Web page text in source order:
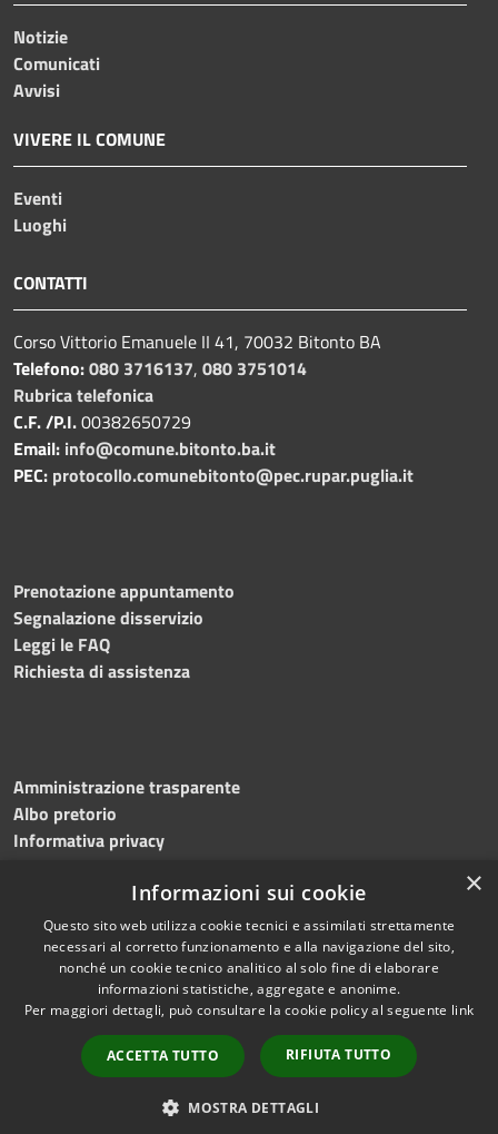
Notizie
Comunicati
Avvisi
VIVERE IL COMUNE
Eventi
Luoghi
CONTATTI
Corso Vittorio Emanuele II 41, 70032 Bitonto BA
Telefono:080 3716137, 080 3751014
Rubrica telefonica
C.F. /P.I.00382650729
Email: info@comune.bitonto.ba.it
PEC: protocollo.comunebitonto@pec.rupar.puglia.it
Prenotazione appuntamento
Segnalazione disservizio
Leggi le FAQ
Richiesta di assistenza
Amministrazione trasparente
Albo pretorio
Informativa privacy
Dichiarazione di accessibilità Meccanismo di feedback
RSS
Accessibilità
Copyright © 2026 • Comune di
Bitonto • Powered by
Municipium•
Accesso
redazione
×
Informazioni sui cookie
Questo sito web utilizza cookie tecnici e assimilati strettamente
necessari al corretto funzionamento e alla navigazione del sito,
nonché un cookie tecnico analitico al solo fine di elaborare
informazioni statistiche, aggregate e anonime.
Per maggiori dettagli, può consultare la cookie policy al seguente link
ACCETTA TUTTO RIFIUTA TUTTO
MOSTRA DETTAGLI